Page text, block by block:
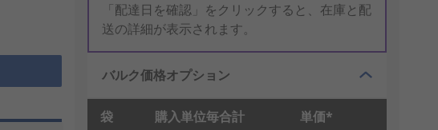
「配達日を確認」をクリックすると、在庫と配
送の詳細が表示されます。
バルク価格オプション
袋 購入単位毎合計 単価*